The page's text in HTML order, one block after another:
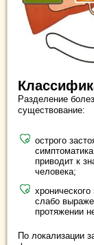
Разделение
существование:
острого
приводит к
человека;
слабо
протяжении
По локализации